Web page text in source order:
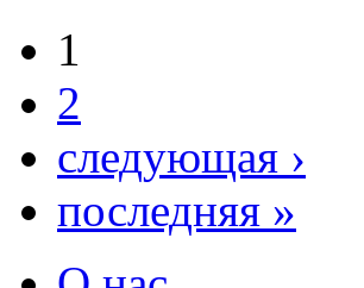
1
2
следующая ›
последняя »